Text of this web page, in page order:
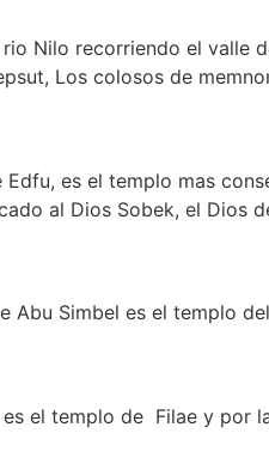
Nilo recorriendo el valle
Los colosos de
es el templo mas
al Dios Sobek, el Dios
Simbel es el templo
el templo de Filae y por